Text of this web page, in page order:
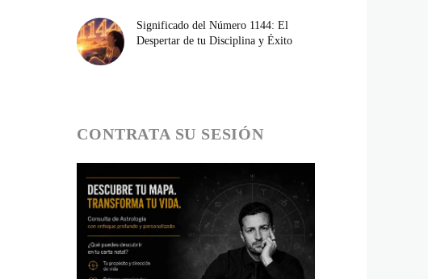
Significado del Número 1144: El
Despertar de tu Disciplina y Éxito
CONTRATA SU SESIÓN